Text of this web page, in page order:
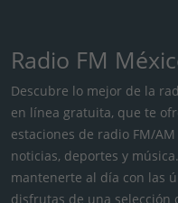
Radio FM
Descubre lo mejor de la
en línea gratuita, que te
estaciones de radio FM/
noticias, deportes y
mantenerte al día con las
disfrutas de una selección